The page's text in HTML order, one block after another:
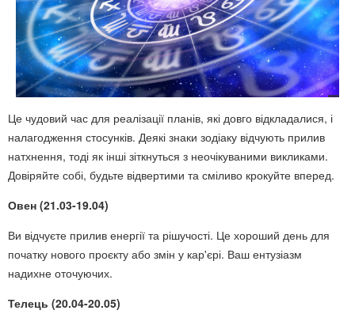
Це чудовий час для реалізації планів, які довго відкладалися, і
налагодження стосунків. Деякі знаки зодіаку відчують прилив
натхнення, тоді як інші зіткнуться з неочікуваними викликами.
Довіряйте собі, будьте відвертими та сміливо крокуйте вперед.
Овен (21.03-19.04)
Ви відчуєте прилив енергії та рішучості. Це хороший день для
початку нового проєкту або змін у кар'єрі. Ваш ентузіазм
надихне оточуючих.
Телець (20.04-20.05)